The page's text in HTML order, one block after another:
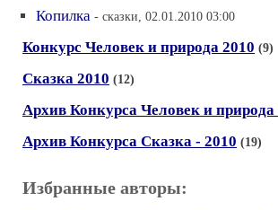
Копилка - сказки, 02.01.2010 03:00
Конкурс Человек и природа 2010 (9)
Сказка 2010 (12)
Архив Конкурса Человек и природа
Архив Конкурса Сказка - 2010 (19)
Избранные авторы: